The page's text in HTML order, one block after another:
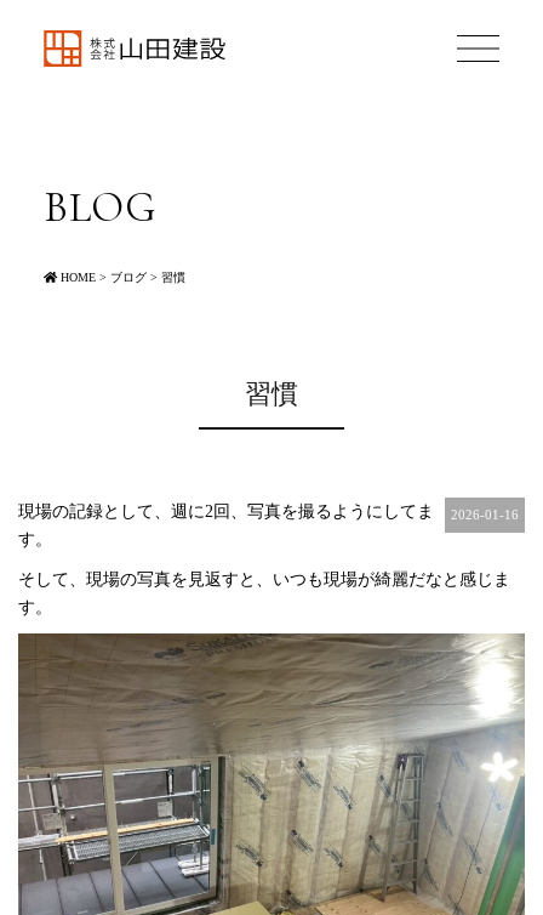
BLOG
HOME> ブログ> 習慣
習慣
2026-01-16
現場の記録として、週に2回、写真を撮るようにしてま
す。
そして、現場の写真を見返すと、いつも現場が綺麗だなと感じま
す。